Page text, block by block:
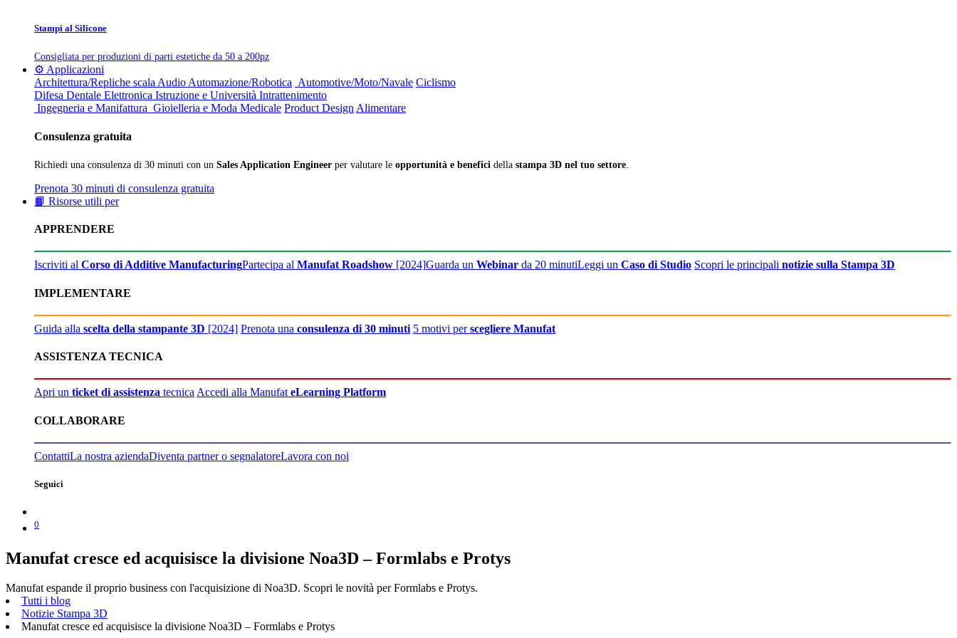
Stampi al Silicone
Consigliata per produzioni di parti estetiche da 50 a 200pz
⚙️ Applicazioni
Architettura/Repliche scala Audio Automazione/Robotica Automotive/Moto/Navale Ciclismo
Difesa Dentale Elettronica Istruzione e Università Intrattenimento
Ingegneria e Manifattura Gioielleria e Moda Medicale Product Design Alimentare
Consulenza gratuita
Richiedi una consulenza di 30 minuti con un Sales Application Engineer per valutare le opportunità e benefici della stampa 3D nel tuo settore
Prenota 30 minuti di consulenza gratuita
📙 Risorse utili per
APPRENDERE
Iscriviti al Corso di Additive ManufacturingPartecipa al Manufat Roadshow [2024]Guarda un Webinar da 20 minutiLeggi un Caso di Studio Scopri le principali notizie sulla Stampa 3D
IMPLEMENTARE
Guida alla scelta della stampante 3D [2024] Prenota una consulenza di 30 minuti 5 motivi perscegliere Manufat
ASSISTENZA TECNICA
Apri un ticket di assistenza tecnicaAccedi alla ManufateLearning Platform
COLLABORARE
ContattiLa nostra aziendaDiventa partner o segnalatoreLavora con noi
Seguici
0
Manufat cresce ed acquisisce la divisione Noa3D – Formlabs e Protys
Manufat espande il proprio business con l'acquisizione di Noa3D. Scopri le novità per Formlabs e Protys.
Tutti i blog
Notizie Stampa 3D
Manufat cresce ed acquisisce la divisione Noa3D – Formlabs e Protys